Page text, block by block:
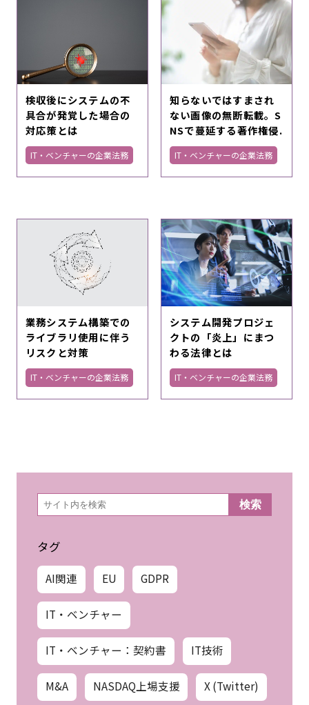
検収後にシステムの不
具合が発覚した場合の
対応策とは
IT・ベンチャーの企業法務
知らないではすまされ
ない画像の無断転載。S
NSで蔓延する著作権侵.
IT・ベンチャーの企業法務
業務システム構築での
ライブラリ使用に伴う
リスクと対策
IT・ベンチャーの企業法務
システム開発プロジェ
クトの「炎上」にまつ
わる法律とは
IT・ベンチャーの企業法務
検
索 検索
タグ
AI関連 EU GDPR
IT・ベンチャー
IT・ベンチャー：契約書 IT技術
M&A NASDAQ上場支援 X (Twitter)